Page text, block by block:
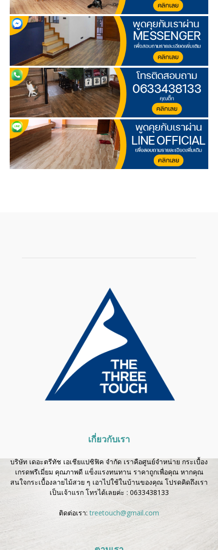
เกี่ยวกับเรา
บริษัท เดอะตรีทัช เอเชียแปซิฟิค จำกัด เราคือศูนย์จำหน่าย กระเบื้อง
เกรดพรีเมี่ยม คุณภาพดี แข็งแรงทนทาน ราคาถูกเพื่อคุณ หากคุณ
สนใจกระเบื้องลายไม้สวย ๆ เอาไปใช้ในบ้านของคุณ โปรดคิดถึงเรา
เป็นเจ้าแรก โทรได้เลยค่ะ : 0633438133
ติดต่อเรา:treetouch@gmail.com